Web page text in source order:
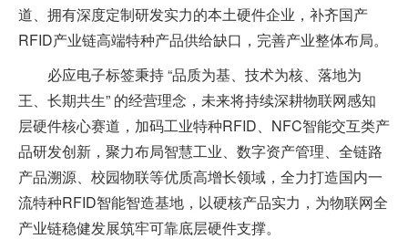
道、拥有深度定制研发实力的本土硬件企业，补齐国产
RFID产业链高端特种产品供给缺口，完善产业整体布局。
必应电子标签秉持 “品质为基、技术为核、落地为
王、长期共生” 的经营理念，未来将持续深耕物联网感知
层硬件核心赛道，加码工业特种RFID、NFC智能交互类产
品研发创新，聚力布局智慧工业、数字资产管理、全链路
产品溯源、校园物联等优质高增长领域，全力打造国内一
流特种RFID智能智造基地，以硬核产品实力，为物联网全
产业链稳健发展筑牢可靠底层硬件支撑。